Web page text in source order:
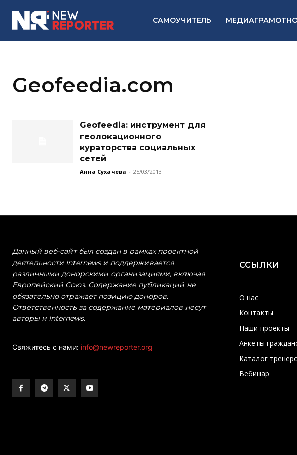
САМОУЧИТЕЛЬ
Geofeedia.com
Geofeedia: инструмент для
геолокационного
кураторства социальных
сетей
Анна Сухачева - 25/03/2013
Данный веб-сайт был создан в рамках проектной
деятельности Internews и поддерживается
различными донорскими организациями, включая
Европейский Союз. Содержание публикаций не
обязательно отражает позицию доноров.
Ответственность за содержание материалов несут
авторы и Internews.
Свяжитесь с нами: info@newreporter.org
ССЫЛКИ
О нас
Контакты
Наши проекты
Анкеты
Каталог
Вебинар